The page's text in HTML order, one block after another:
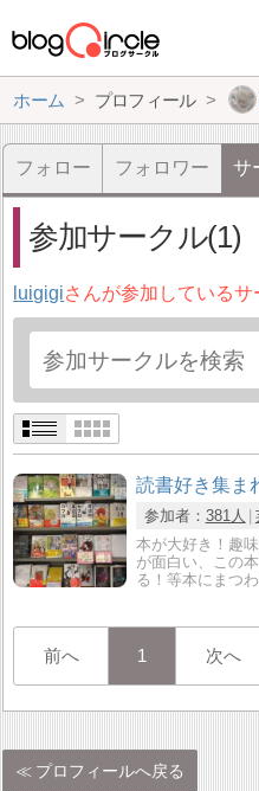
ホーム プロフィール
フォロー フォロワー サ
参加サークル(1)
luigigiさんが参加しているサ
読書好き集ま
参加者： 381人
本が大好き！趣
が面白い、この
る！等本にまつ
前へ 1 次へ
プロフィールへ戻る